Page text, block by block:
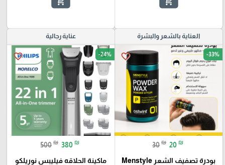
العناية بالشعر والبشرة
favorite_border -33%
30 ₪ 20 ₪
بودرة تصفيف الشعر Menstyle
عناية رجالية
favorite_border -24%
500 ₪ 380 ₪
ماكينة الحلاقه فيليبس نوريلكو